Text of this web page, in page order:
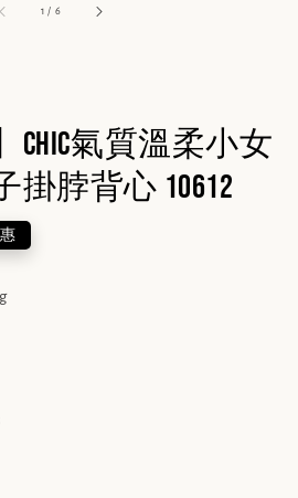
1 / 6
Chic氣質溫柔小女
脖背心 10612